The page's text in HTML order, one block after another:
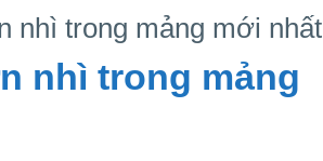
nhì trong mảng mới nhất
nhì trong mảng